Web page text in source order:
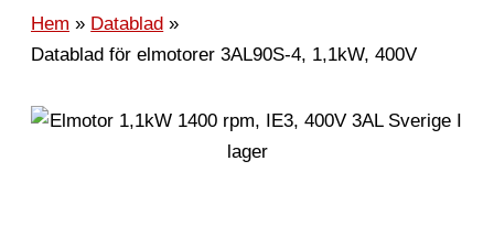
Hem
Datablad
Datablad för elmotorer 3AL90S-4, 1,1kW, 400V